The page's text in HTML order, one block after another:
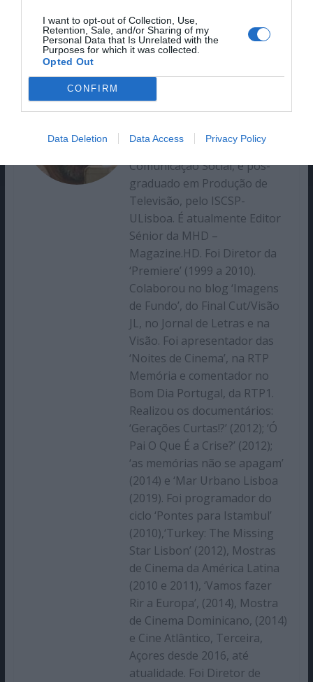
I want to opt-out of Collection, Use,
Retention, Sale, and/or Sharing of my
Personal Data that Is Unrelated with the
Purposes for which it was collected.
Opted Out
CONFIRM
Data Deletion Data Access Privacy Policy
Drive My Car, para Ryusuke Hamaguchi (Japão)
Jornalista, crítico de cinema e
programador. Licenciado em
Comunicação Social, e pós-
graduado em Produção de
Televisão, pelo ISCSP-
ULisboa. É atualmente Editor
Sénior da MHD –
Magazine.HD. Foi Diretor da
‘Premiere’ (1999 a 2010).
Colaborou no blog ‘Imagens
de Fundo’, do Final Cut/Visão
JL, no Jornal de Letras e na
Visão. Foi apresentador das
‘Noites de Cinema’, na RTP
Memória e comentador no
Bom Dia Portugal, da RTP1.
Realizou os documentários:
‘Gerações Curtas!?’ (2012); ‘Ó
Pai O Que É a Crise?’ (2012);
‘as memórias não se apagam’
(2014) e ‘Mar Urbano Lisboa
(2019). Foi programador do
ciclo ‘Pontes para Istambul’
(2010),‘Turkey: The Missing
Star Lisbon’ (2012), Mostras
de Cinema da América Latina
(2010 e 2011), ‘Vamos fazer
Rir a Europa’, (2014), Mostra
de Cinema Dominicano, (2014)
e Cine Atlântico, Terceira,
Açores desde 2016, até
atualidade. Foi Diretor de